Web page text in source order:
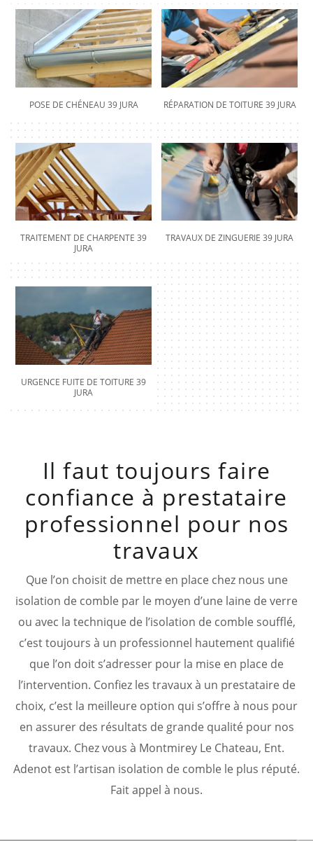
POSE DE CHÉNEAU 39 JURA RÉPARATION DE TOITURE 39 JURA
TRAITEMENT DE CHARPENTE 39
JURA
TRAVAUX DE ZINGUERIE 39 JURA
URGENCE FUITE DE TOITURE 39
JURA
Il faut toujours faire
confiance à prestataire
professionnel pour nos
travaux
Que l’on choisit de mettre en place chez nous une
isolation de comble par le moyen d’une laine de verre
ou avec la technique de l’isolation de comble soufflé,
c’est toujours à un professionnel hautement qualifié
que l’on doit s’adresser pour la mise en place de
l’intervention. Confiez les travaux à un prestataire de
choix, c’est la meilleure option qui s’offre à nous pour
en assurer des résultats de grande qualité pour nos
travaux. Chez vous à Montmirey Le Chateau, Ent.
Adenot est l’artisan isolation de comble le plus réputé.
Fait appel à nous.